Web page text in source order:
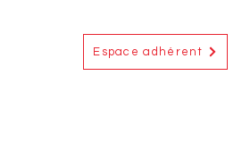
Espace adhérent